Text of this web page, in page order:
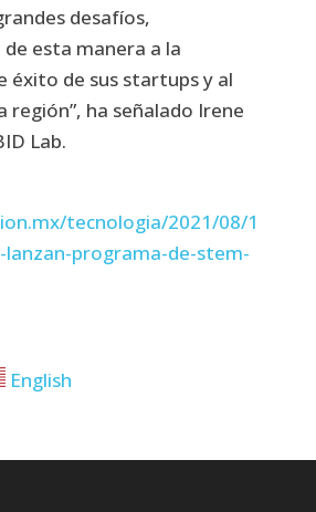
desafíos,
esta manera a la
éxito de sus startups y al
región”, ha señalado Irene
Lab.
tecnologia/2021/08/1
lanzan-programa-de-stem-
English